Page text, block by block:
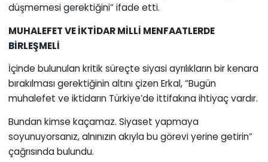
düşmemesi gerektiğini” ifade etti.
MUHALEFET VE İKTİDAR MİLLİ MENFAATLERDE
BİRLEŞMELİ
İçinde bulunulan kritik süreçte siyasi ayrılıkların bir kenara
bırakılması gerektiğinin altını çizen Erkal, “Bugün
muhalefet ve iktidarın Türkiye’de ittifakına ihtiyaç vardır.
Bundan kimse kaçamaz. Siyaset yapmaya
soyunuyorsanız, alnınızın akıyla bu görevi yerine getirin”
çağrısında bulundu.